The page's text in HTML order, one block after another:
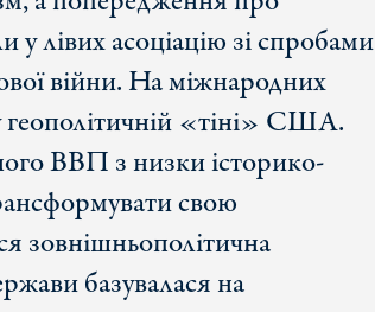
у лівих асоціацію зі спробами
війни. На міжнародних
«тіні» США.
ВВП з низки історико-
свою
зовнішньополітична
базувалася на